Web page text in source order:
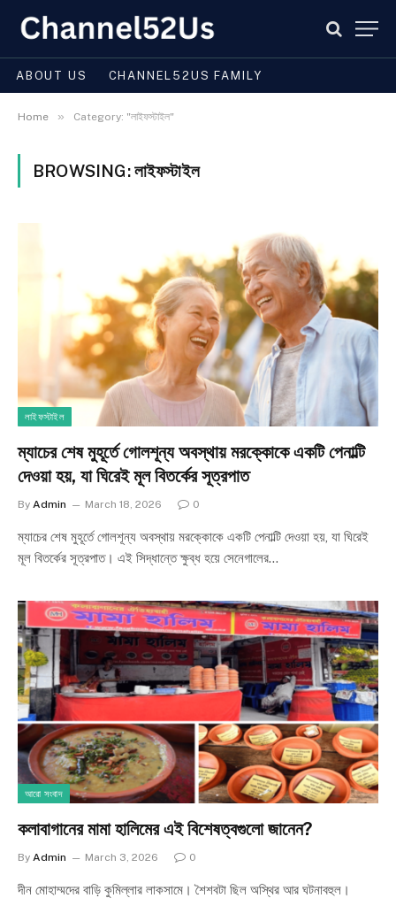
ABOUT US CHANNEL52US FAMILY
Home » Category: "লাইফস্টাইল"
BROWSING:লাইফস্টাইল
লাইফস্টাইল
ম্যাচের শেষ মুহূর্তে গোলশূন্য অবস্থায় মরক্কোকে একটি পেনাল্টি
দেওয়া হয়, যা ঘিরেই মূল বিতর্কের সূত্রপাত
By Admin March 18, 2026 0
ম্যাচের শেষ মুহূর্তে গোলশূন্য অবস্থায় মরক্কোকে একটি পেনাল্টি দেওয়া হয়, যা ঘিরেই
মূল বিতর্কের সূত্রপাত। এই সিদ্ধান্তে ক্ষুব্ধ হয়ে সেনেগালের…
আরো সংবাদ
কলাবাগানের মামা হালিমের এই বিশেষত্বগুলো জানেন?
By Admin March 3, 2026 0
দীন মোহাম্মদের বাড়ি কুমিল্লার লাকসামে। শৈশবটা ছিল অস্থির আর ঘটনাবহুল।